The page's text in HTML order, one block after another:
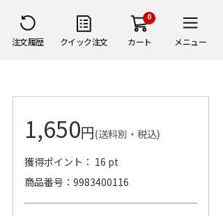
注文履歴 クイック注文
0
カート メニュー
1,650円(送料別・税込)
獲得ポイント： 16 pt
商品番号
9983400116